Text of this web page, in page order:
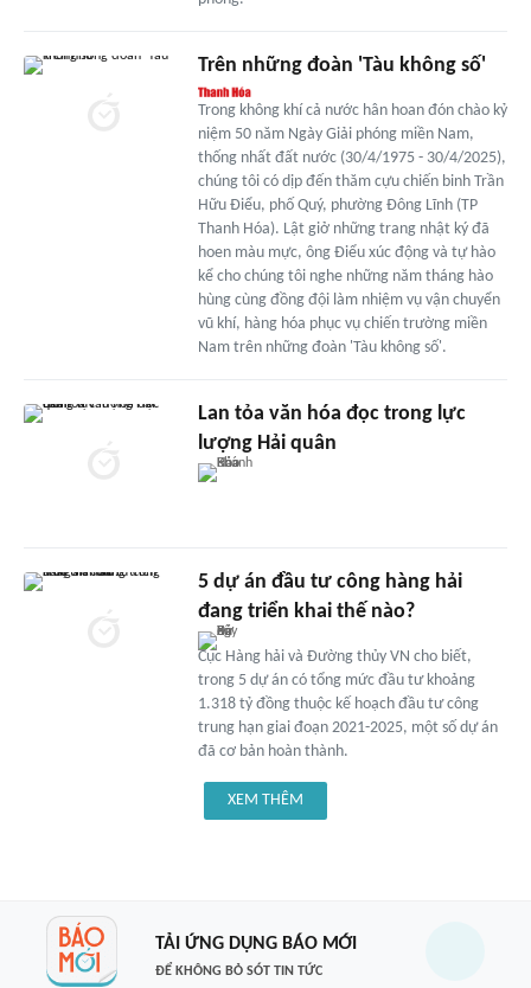
Trên những đoàn 'Tàu không số'
Trong không khí cả nước hân hoan đón chào kỷ
niệm 50 năm Ngày Giải phóng miền Nam,
thống nhất đất nước (30/4/1975 - 30/4/2025),
chúng tôi có dịp đến thăm cựu chiến binh Trần
Hữu Điểu, phố Quý, phường Đông Lĩnh (TP
Thanh Hóa). Lật giở những trang nhật ký đã
hoen màu mực, ông Điểu xúc động và tự hào
kể cho chúng tôi nghe những năm tháng hào
hùng cùng đồng đội làm nhiệm vụ vận chuyển
vũ khí, hàng hóa phục vụ chiến trường miền
Nam trên những đoàn 'Tàu không số'.
Lan tỏa văn hóa đọc trong lực
lượng Hải quân
5 dự án đầu tư công hàng hải
đang triển khai thế nào?
Cục Hàng hải và Đường thủy VN cho biết,
trong 5 dự án có tổng mức đầu tư khoảng
1.318 tỷ đồng thuộc kế hoạch đầu tư công
trung hạn giai đoạn 2021-2025, một số dự án
đã cơ bản hoàn thành.
XEM THÊM
TẢI ỨNG DỤNG BÁO MỚI
ĐỂ KHÔNG BỎ SÓT TIN TỨC